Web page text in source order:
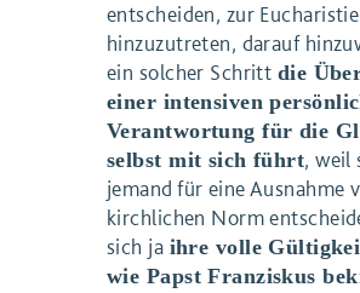
entscheiden, zur Eucharistie
hinzuzutreten, darauf
ein solcher Schritt die
einer intensiven
Verantwortung für die
selbst mit sich führt, weil
jemand für eine Ausnahme
kirchlichen Norm
sich ja ihre volle
wie Papst Franziskus